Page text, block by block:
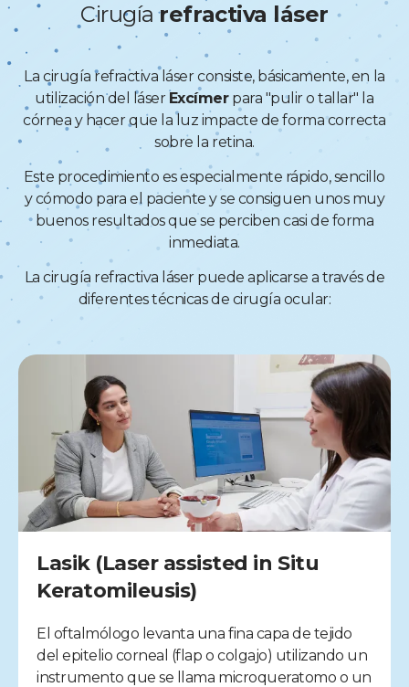
Cirugíarefractiva láser
La cirugía refractiva láser consiste, básicamente, en la
utilización del láser Excímerpara "pulir o tallar" la
córnea y hacer que la luz impacte de forma correcta
sobre la retina.
Este procedimiento es especialmente rápido, sencillo
y cómodo para el paciente y se consiguen unos muy
buenos resultados que se perciben casi de forma
inmediata.
La cirugía refractiva láser puede aplicarse a través de
diferentes técnicas de cirugía ocular:
Lasik (Laser assisted in Situ
Keratomileusis)
El oftalmólogo levanta una fina capa de tejido
del epitelio corneal (flap o colgajo) utilizando un
instrumento que se llama microqueratomo o un